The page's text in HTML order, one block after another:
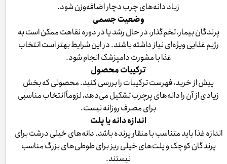
زیاد دانه‌های چرب دچار اضافه‌وزن شود.
وضعیت جسمی
پرندگان بیمار، تخم‌گذار، در حال رشد یا در دوره نقاهت ممکن است به
رژیم غذایی ویژه‌ای نیاز داشته باشند. در این شرایط بهتر است انتخاب
غذا با مشورت دامپزشک انجام شود.
ترکیبات محصول
پیش از خرید، فهرست ترکیبات را بررسی کنید. محصولی که بخش
زیادی از آن را دانه‌های پرچرب تشکیل می‌دهد، لزوماً انتخاب مناسبی
برای مصرف روزانه نیست.
اندازه دانه یا پلت
اندازه غذا باید متناسب با منقار پرنده باشد. دانه‌های خیلی درشت برای
پرندگان کوچک و پلت‌های خیلی ریز برای طوطی‌های بزرگ مناسب
نیستند.